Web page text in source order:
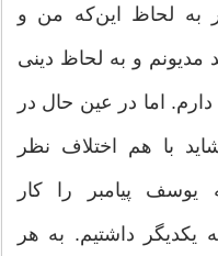
به لحاظ این‌که من و
مدیونم و به لحاظ دینی
اما در عین حال در
با هم اختلاف نظر
پیامبر را کار
یکدیگر داشتیم. به هر